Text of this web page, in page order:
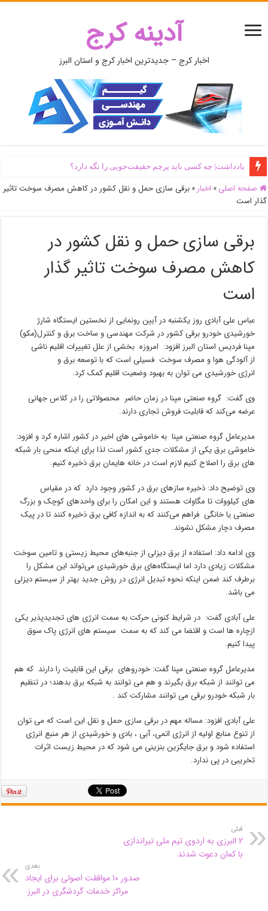
آدینه کرج
اخبار کرج – جدیدترین اخبار کرج و استان البرز
یادداشت| ‌چه کسی باید پرچم حقیقت‌جویی را نگه دارد؟
صفحه اصلی » اخبار » برقی سازی حمل و نقل کشور در کاهش مصرف سوخت تاثیر
گذار است
برقی سازی حمل و نقل کشور در
کاهش مصرف سوخت تاثیر گذار
است
عباس علی آبادی روز یکشنبه در آیین رونمایی از نخستین ایستگاه شارژ
خورشیدی خودرو برقی کشور در شرکت مهندسی و ساخت برق و کنترل(مکو)
مپنا فردیس استان البرز افزود: امروزه بخشی از علل تغییرات اقلیم ناشی
از آلودگی هوا و مصرف سوخت فسیلی است که با توسعه برق و
انرژی خورشیدی می توان به بهبود وضعیت اقلیم کمک کرد.
وی گفت: گروه صنعتی مپنا در زمان حاضر محصولاتی را در کلاس جهانی
عرضه می‌کند که قابلیت فروش تجاری دارند.
مدیرعامل گروه صنعتی مپنا به خاموشی های اخیر در کشور اشاره کرد و افزود:
خاموشی برق یکی از مشکلات جدی کشور است لذا برای اینکه منحی بار شبکه
های برق را اصلاح کنیم لازم است در خانه هایمان برق ذخیره کنیم.
وی توضیح داد: ذخیره سازهای برق در کشور وجود دارد که در مقیاس
های کیلووات تا مگاوات هستند و این امکان را برای واحدهای کوچک و بزرگ
صنعتی یا خانگی فراهم می‌کنند که به اندازه کافی برق ذخیره کنند تا در پیک
مصرف دچار مشکل نشوند.
وی ادامه داد: استفاده از برق دیزلی از جنبه‌های محیط زیستی و تامین سوخت
مشکلات زیادی دارد اما ایستگاه‌های برق خورشیدی می‌تواند این مشکل را
برطرف کند ضمن اینکه نحوه تبدیل انرژی در روش جدید بهتر از سیستم دیزلی
می باشد.
علی آبادی گفت: در شرایط کنونی حرکت به سمت انرژی های تجدیدپذیر یکی
ازچاره ها است و اقتضا می کند که به سمت سیستم های انرژی‌ پاک سوق
پیدا کنیم.
مدیرعامل گروه صنعتی مپنا گفت: خودروهای برقی این قابلیت را دارند که هم
می توانند از شبکه برق بگیرند و هم می توانند به شبکه برق بدهند؛ در تنظیم
بار شبکه خودرو برقی می توانند مشارکت کند .
علی آبادی افزود: مساله مهم در برقی سازی حمل و نقل این است که می توان
از تنوع منابع اولیه از انرژی اتمی، آبی ، بادی و خورشیدی از هر منبع انرژی
استفاده شود و برق جایگزین بنزینی می شود که در محیط زیست اثرات
تخریبی در پی ندارد.
قبلی
۲ البرزی به اردوی تیم ملی تیراندازی
با کمان دعوت شدند
بعدی
صدور ۱۰ موافقت اصولی برای ایجاد
مراکز خدمات گردشگری در البرز